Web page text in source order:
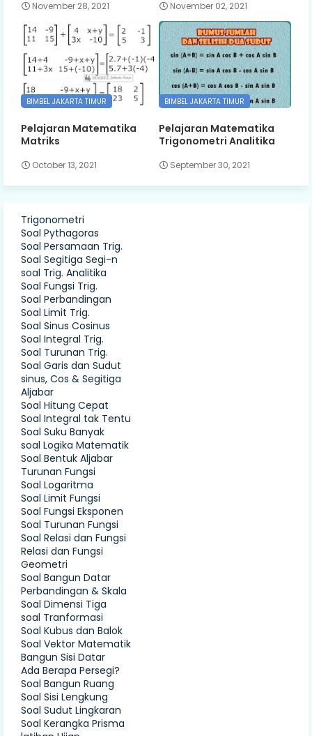
November 28, 2021 November 02, 2021
BIMBEL JAKARTA TIMUR
Pelajaran Matematika
Matriks
October 13, 2021
BIMBEL JAKARTA TIMUR
Pelajaran Matematika
Trigonometri Analitika
September 30, 2021
Trigonometri
Soal Pythagoras
Soal Persamaan Trig.
Soal Segitiga Segi-n
soal Trig. Analitika
Soal Fungsi Trig.
Soal Perbandingan
Soal Limit Trig.
Soal Sinus Cosinus
Soal Integral Trig.
Soal Turunan Trig.
Soal Garis dan Sudut
sinus, Cos & Segitiga
Aljabar
Soal Hitung Cepat
Soal Integral tak Tentu
Soal Suku Banyak
soal Logika Matematik
Soal Bentuk Aljabar
Turunan Fungsi
Soal Logaritma
Soal Limit Fungsi
Soal Fungsi Eksponen
Soal Turunan Fungsi
Soal Relasi dan Fungsi
Relasi dan Fungsi
Geometri
Soal Bangun Datar
Perbandingan & Skala
Soal Dimensi Tiga
soal Tranformasi
Soal Kubus dan Balok
Soal Vektor Matematik
Bangun Sisi Datar
Ada Berapa Persegi?
Soal Bangun Ruang
Soal Sisi Lengkung
Soal Sudut Lingkaran
Soal Kerangka Prisma